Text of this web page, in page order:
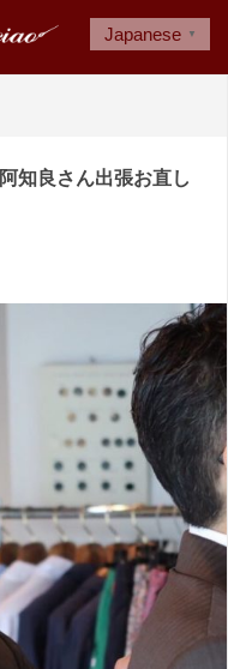
知良さん出張お直し
Japanese ▼